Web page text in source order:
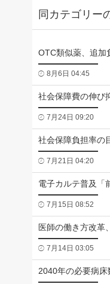
同カテゴリー
OTC類似薬、追加
8月6日 04:45
社会保障費の伸
7月24日 09:20
社会保障負担率
7月21日 04:20
電子カルテ普及「
7月15日 08:52
医師の働き方改革
7月14日 03:05
2040年の必要病